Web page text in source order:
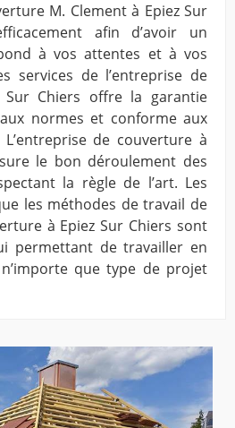
M. Clement à Epiez Sur
afin d’avoir un
à vos attentes et à vos
services de l’entreprise de
Sur Chiers offre la garantie
normes et conforme aux
L’entreprise de couverture à
le bon déroulement des
la règle de l’art. Les
les méthodes de travail de
à Epiez Sur Chiers sont
permettant de travailler en
que type de projet